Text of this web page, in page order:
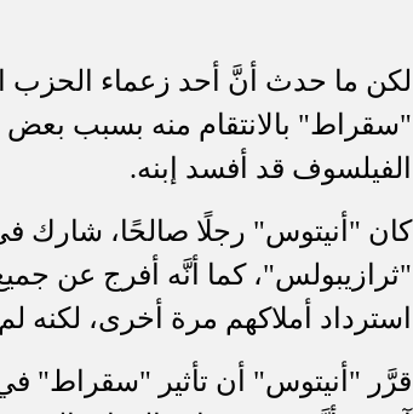
لكن ما حدث أنَّ أحد زعماء الحزب
"سقراط" بالانتقام منه بسبب بعض
الفيلسوف قد أفسد إبنه.
كان "أنيتوس" رجلًا صالحًا، شارك
"ثرازيبولس"، كما أنَّه أفرج عن
استرداد أملاكهم مرة أخرى،
قرَّر "أنيتوس" أن تأثير "سقراط"